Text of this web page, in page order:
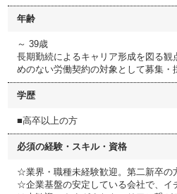
年齢
～ 39歳
長期勤続によるキャリア形成を図る観
めのない労働契約の対象として募集・
学歴
■高卒以上の方
必須の経験・スキル・資格
☆業界・職種未経験歓迎。第二新卒の
☆企業基盤の安定している会社で、イ